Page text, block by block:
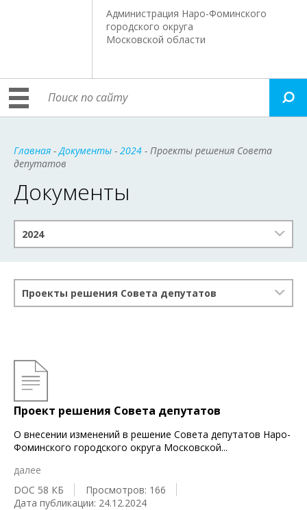
Администрация Наро-Фоминского
городского округа
Московской области
Главная -Документы - 2024 - Проекты решения Совета
депутатов
Документы
2024
Проекты решения Совета депутатов
Проект решения Совета депутатов
О внесении изменений в решение Совета депутатов Наро-
Фоминского городского округа Московской...
далее
DOC 58 КБ
Просмотров: 166
Дата публикации: 24.12.2024